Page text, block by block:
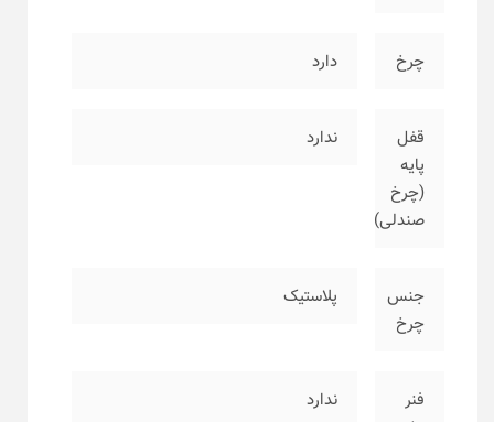
چرخ دارد
قفل
پایه
(چرخ
صندلی)
ندارد
جنس
چرخ
پلاستیک
فنر
ندارد